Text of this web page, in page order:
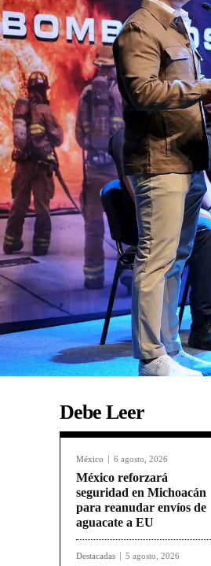
Debe Leer
México 6 agosto, 2026
México reforzará
seguridad en Michoacán
para reanudar envíos de
aguacate a EU
Destacadas 5 agosto, 2026